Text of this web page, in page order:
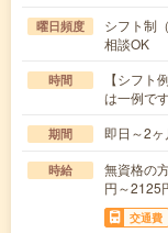
曜日頻度
シフト制
相談OK
時間
【シフ
は一例で
期間 即日～2
時給
無資格の
円～2125
交通費